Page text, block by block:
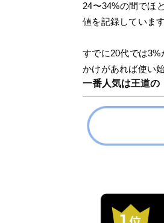
24〜34%の間でほ
値を記録していま
すでに20代では
かけがあれば使い
一番人気は王道の